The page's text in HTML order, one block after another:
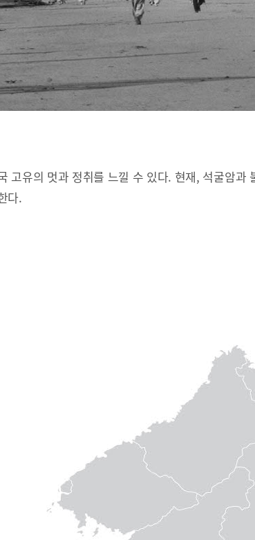
고유의 멋과 정취를 느낄 수 있다. 현재, 석굴암과
다.